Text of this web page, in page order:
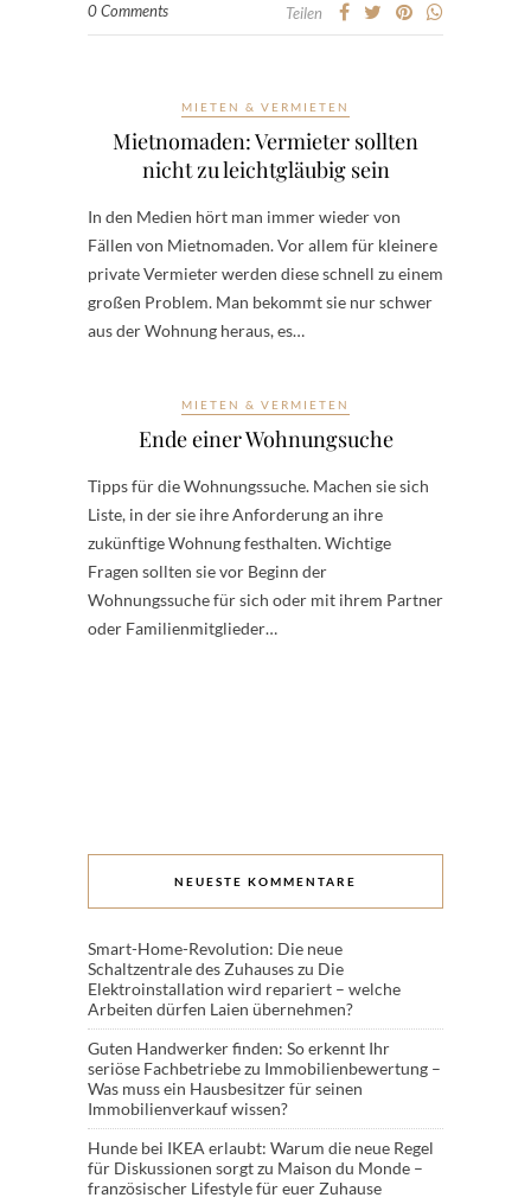
0 Comments Teilen
MIETEN & VERMIETEN
Mietnomaden: Vermieter sollten
nicht zu leichtgläubig sein
In den Medien hört man immer wieder von
Fällen von Mietnomaden. Vor allem für kleinere
private Vermieter werden diese schnell zu einem
großen Problem. Man bekommt sie nur schwer
aus der Wohnung heraus, es…
MIETEN & VERMIETEN
Ende einer Wohnungsuche
Tipps für die Wohnungssuche. Machen sie sich
Liste, in der sie ihre Anforderung an ihre
zukünftige Wohnung festhalten. Wichtige
Fragen sollten sie vor Beginn der
Wohnungssuche für sich oder mit ihrem Partner
oder Familienmitglieder…
NEUESTE KOMMENTARE
Smart-Home-Revolution: Die neue
Schaltzentrale des Zuhauseszu Die
Elektroinstallation wird repariert – welche
Arbeiten dürfen Laien übernehmen?
Guten Handwerker finden: So erkennt Ihr
seriöse Fachbetriebezu Immobilienbewertung –
Was muss ein Hausbesitzer für seinen
Immobilienverkauf wissen?
Hunde bei IKEA erlaubt: Warum die neue Regel
für Diskussionen sorgtzu Maison du Monde –
französischer Lifestyle für euer Zuhause